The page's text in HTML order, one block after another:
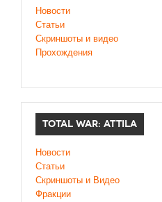
Новости
Статьи
Скриншоты и видео
Прохождения
TOTAL WAR: ATTILA
Новости
Статьи
Скриншоты и Видео
Фракции